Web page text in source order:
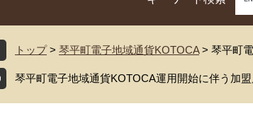
トップ > 琴平町電子地域通貨KOTOCA > 琴平町
琴平町電子地域通貨KOTOCA運用開始に伴う加